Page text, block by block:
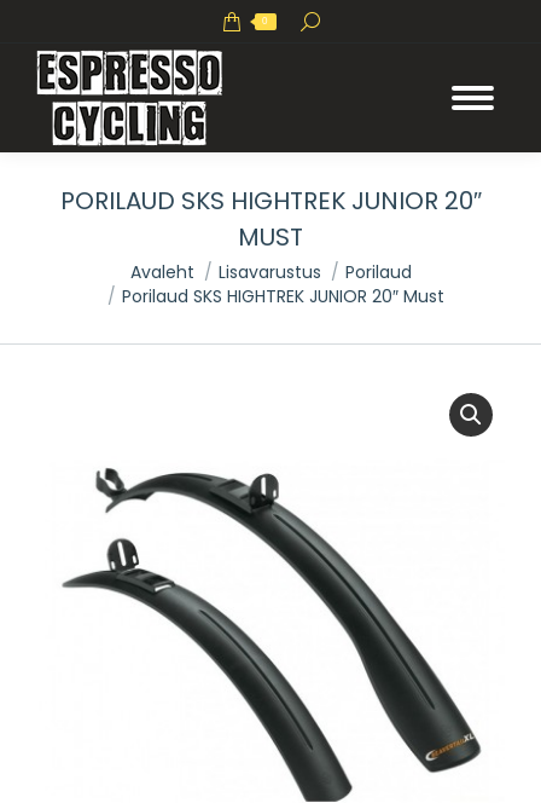
0 Search:
PORILAUD SKS HIGHTREK JUNIOR 20″
MUST
You are here:Avaleht Lisavarustus
Porilaud
Porilaud SKS HIGHTREK JUNIOR 20″ Must